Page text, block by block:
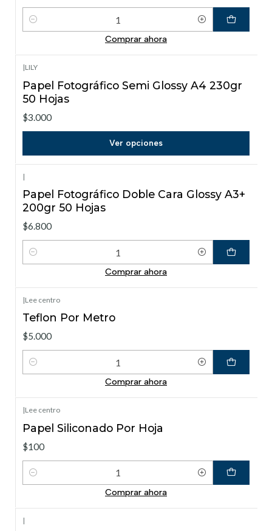
Cantidad
Comprar ahora
|LILY
Papel Fotográfico Semi Glossy A4 230gr
50 Hojas
$3.000
Ver opciones
|
Papel Fotográfico Doble Cara Glossy A3+
200gr 50 Hojas
$6.800
Cantidad
Comprar ahora
|Lee centro
Teflon Por Metro
$5.000
Cantidad
Comprar ahora
|Lee centro
Papel Siliconado Por Hoja
$100
Cantidad
Comprar ahora
|